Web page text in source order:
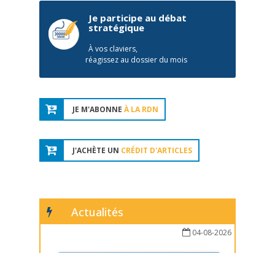
Je participe au débat
stratégique
À vos claviers,
réagissez au dossier du mois
JE M'ABONNE À LA RDN
J'ACHÈTE UN CRÉDIT D'ARTICLES
Actualités
04-08-2026